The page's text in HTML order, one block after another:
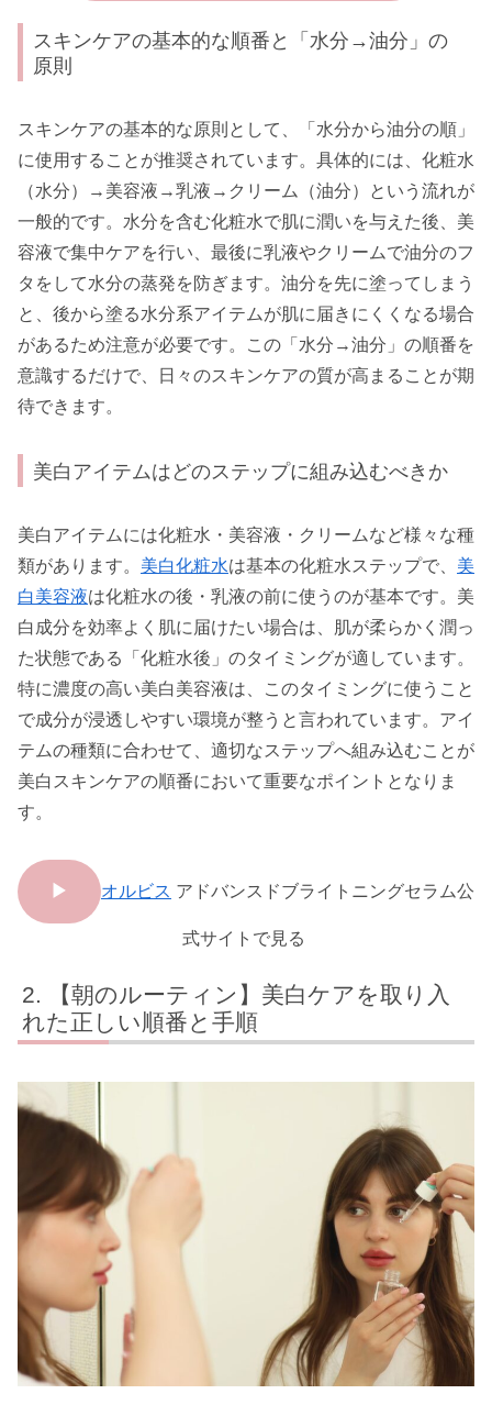
スキンケアの基本的な順番と「水分→油分」の
原則
スキンケアの基本的な原則として、「水分から油分の順」
に使用することが推奨されています。具体的には、化粧水
（水分）→美容液→乳液→クリーム（油分）という流れが
一般的です。水分を含む化粧水で肌に潤いを与えた後、美
容液で集中ケアを行い、最後に乳液やクリームで油分のフ
タをして水分の蒸発を防ぎます。油分を先に塗ってしまう
と、後から塗る水分系アイテムが肌に届きにくくなる場合
があるため注意が必要です。この「水分→油分」の順番を
意識するだけで、日々のスキンケアの質が高まることが期
待できます。
美白アイテムはどのステップに組み込むべきか
美白アイテムには化粧水・美容液・クリームなど様々な種
類があります。 美白化粧水は基本の化粧水ステップで、 美
白美容液は化粧水の後・乳液の前に使うのが基本です。美
白成分を効率よく肌に届けたい場合は、肌が柔らかく潤っ
た状態である「化粧水後」のタイミングが適しています。
特に濃度の高い美白美容液は、このタイミングに使うこと
で成分が浸透しやすい環境が整うと言われています。アイ
テムの種類に合わせて、適切なステップへ組み込むことが
美白スキンケアの順番において重要なポイントとなりま
す。
▶ オルビス アドバンスドブライトニングセラム公
式サイトで見る
【朝のルーティン】美白ケアを取り入
れた正しい順番と手順